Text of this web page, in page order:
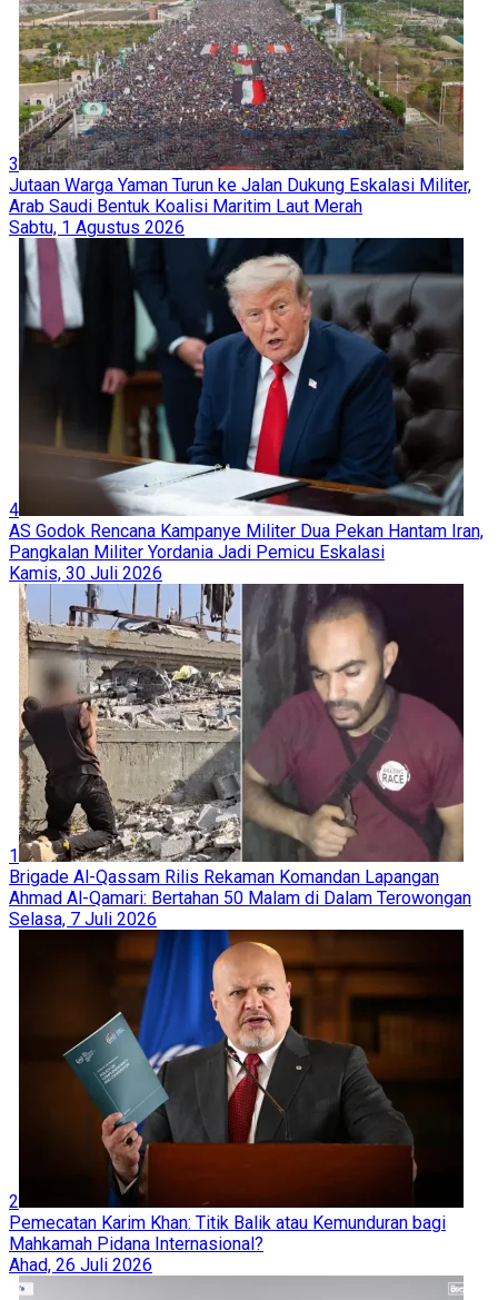
3
Jutaan Warga Yaman Turun ke Jalan Dukung Eskalasi Militer,
Arab Saudi Bentuk Koalisi Maritim Laut Merah
Sabtu, 1 Agustus 2026
4
AS Godok Rencana Kampanye Militer Dua Pekan Hantam Iran,
Pangkalan Militer Yordania Jadi Pemicu Eskalasi
Kamis, 30 Juli 2026
1
Brigade Al-Qassam Rilis Rekaman Komandan Lapangan
Ahmad Al-Qamari: Bertahan 50 Malam di Dalam Terowongan
Selasa, 7 Juli 2026
2
Pemecatan Karim Khan: Titik Balik atau Kemunduran bagi
Mahkamah Pidana Internasional?
Ahad, 26 Juli 2026